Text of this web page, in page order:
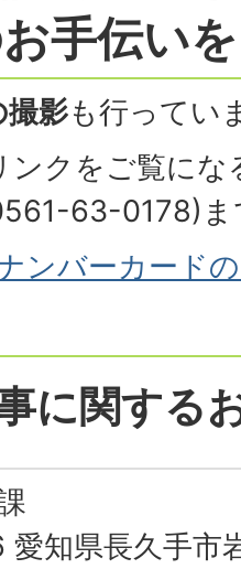
お手伝い
撮影も行ってい
ンクをご覧に
63-0178)ま
ンバーカード
に関する
知県長久手市